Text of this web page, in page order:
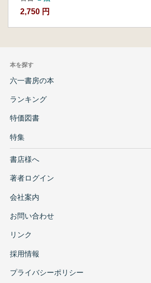
2,750 円
本を探す
六一書房の本
ランキング
特価図書
特集
書店様へ
著者ログイン
会社案内
お問い合わせ
リンク
採用情報
プライバシーポリシー